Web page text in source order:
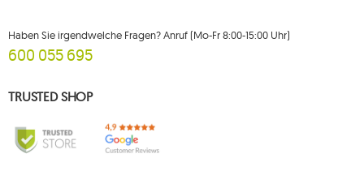
Haben Sie irgendwelche Fragen? Anruf (Mo-Fr 8:00-15:00 Uhr)
600 055 695
TRUSTED SHOP